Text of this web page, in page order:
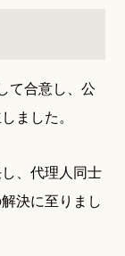
て合意し、公
ました。
、代理人同士
決に至りまし